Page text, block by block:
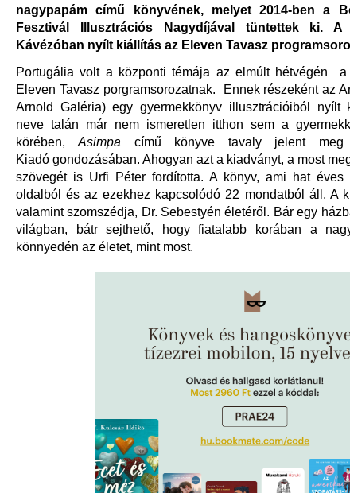
nagypapám című könyvének, melyet 2014-ben a
Fesztivál Illusztrációs Nagydíjával tüntettek ki.
Kávézóban nyílt kiállítás az Eleven Tavasz
Portugália volt a központi témája az elmúlt hétvégén a
Eleven Tavasz porgramsorozatnak. Ennek részeként az
Arnold Galéria) egy gyermekkönyv illusztrációiból nyílt
neve talán már nem ismeretlen itthon sem a
körében,Asimpa című könyve tavaly jelent meg
Kiadó gondozásában. Ahogyan azt a kiadványt, a most
szövegét is Urfi Péter fordította. A könyv, ami hat
oldalból és az ezekhez kapcsolódó 22 mondatból áll. A
valamint szomszédja, Dr. Sebestyén életéről. Bár egy
világban, bátr sejthető, hogy fiatalabb korában a
könnyedén az életet, mint most.